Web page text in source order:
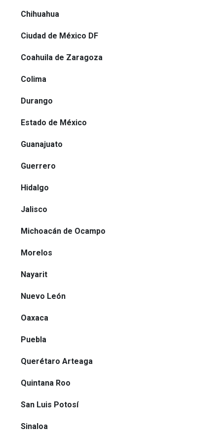
Chihuahua
Ciudad de México DF
Coahuila de Zaragoza
Colima
Durango
Estado de México
Guanajuato
Guerrero
Hidalgo
Jalisco
Michoacán de Ocampo
Morelos
Nayarit
Nuevo León
Oaxaca
Puebla
Querétaro Arteaga
Quintana Roo
San Luis Potosí
Sinaloa